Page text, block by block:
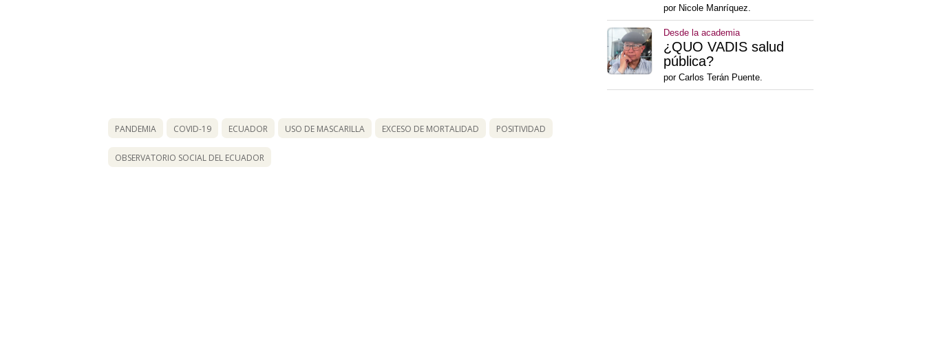
por Nicole Manríquez.
Desde la academia
¿QUO VADIS salud
pública?
por Carlos Terán Puente.
PANDEMIA COVID-19 ECUADOR USO DE MASCARILLA EXCESO DE MORTALIDAD POSITIVIDAD
OBSERVATORIO SOCIAL DEL ECUADOR